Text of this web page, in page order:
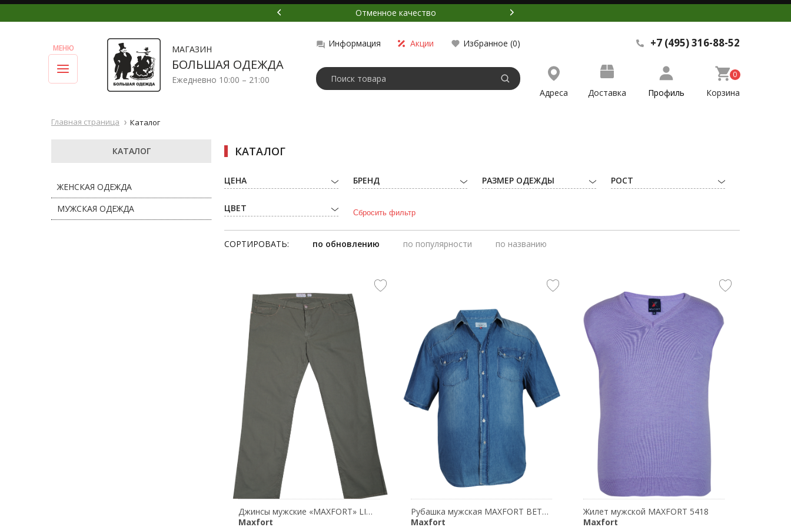
Отменное качество
МАГАЗИН
БОЛЬШАЯ ОДЕЖДА
Ежедневно 10:00 – 21:00
Информация Акции Избранное (0) +7 (495) 316-88-52
Адреса Доставка Профиль Корзина
0
Главная страница Каталог
КАТАЛОГ
ЖЕНСКАЯ ОДЕЖДА
МУЖСКАЯ ОДЕЖДА
КАТАЛОГ
ЦЕНА БРЕНД РАЗМЕР ОДЕЖДЫ РОСТ
ЦВЕТ
СОРТИРОВАТЬ: по обновлению по популярности по названию
Джинсы мужские «MAXFORT» LIBERIO
Maxfort
Рубашка мужская MAXFORT BETTA
Maxfort
Жилет мужской MAXFORT 5418
Maxfort